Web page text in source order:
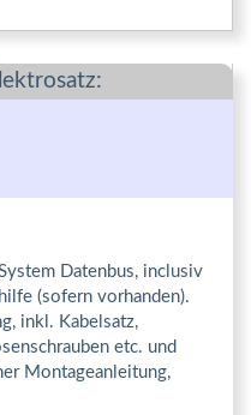
Datenbus, inclusiv
(sofern vorhanden).
inkl. Kabelsatz,
etc. und
Montageanleitung,